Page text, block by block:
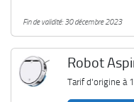
Fin de validité: 30 décembre 2023
Robot
Tarif d'origine à